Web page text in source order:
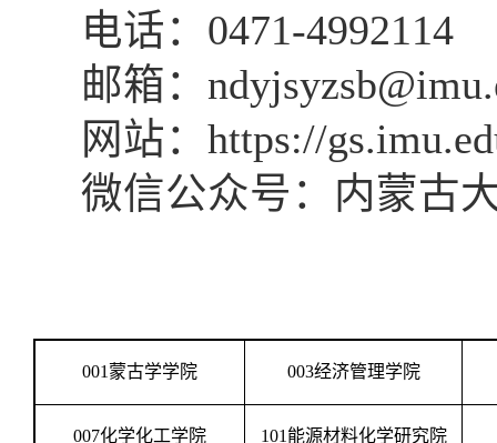
电话： 0471-4992114
邮箱：
网站： https://
微信公众号：内蒙古
001 蒙古学学院 003经济管理学院
007化学化工学院 101 能源材料化学研究院